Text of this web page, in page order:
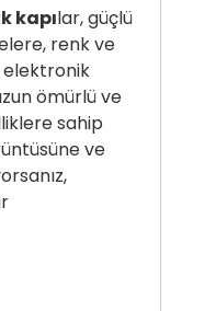
kapılar, güçlü
renk ve
elektronik
ömürlü ve
sahip
ve